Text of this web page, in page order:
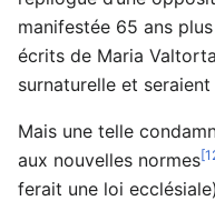
manifestée 65 ans
écrits de Maria
surnaturelle et
Mais une telle
aux nouvelles normes
ferait une loi